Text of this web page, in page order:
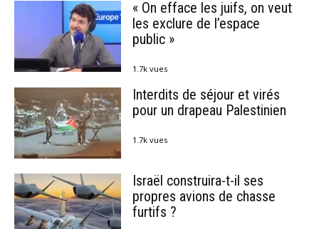
« On efface les juifs, on veut
les exclure de l’espace
public »
1.7k vues
Interdits de séjour et virés
pour un drapeau Palestinien
1.7k vues
Israël construira-t-il ses
propres avions de chasse
furtifs ?